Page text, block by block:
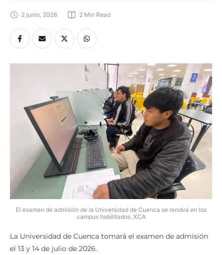
2 junio, 2026 2 Min Read
El examen de admisión de la Universidad de Cuenca se rendirá en los
campus habilitados. XCA
La Universidad de Cuenca tomará el examen de admisión
el 13 y 14 de julio de 2026.